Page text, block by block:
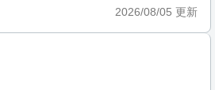
2026/08/05 更新